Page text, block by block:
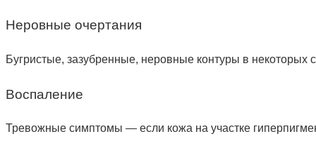
Неровные очертания
Бугристые, зазубренные, неровные контуры в некоторых
Воспаление
Тревожные симптомы — если кожа на участке